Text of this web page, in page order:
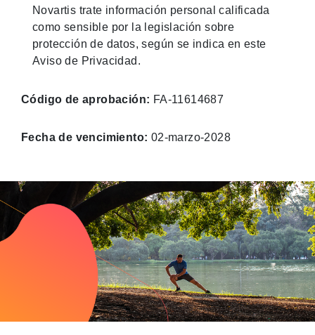
Novartis trate información personal calificada
como sensible por la legislación sobre
protección de datos, según se indica en este
Aviso de Privacidad.
Código de aprobación: FA-11614687
Fecha de vencimiento: 02-marzo-2028